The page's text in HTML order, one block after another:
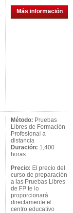
Más información
Método: Pruebas
Libres de Formación
Profesional a
distancia
Duración: 1,400
horas
Precio: El precio del
curso de preparación
a las Pruebas Libres
de FP te lo
proporcionará
directamente el
centro educativo